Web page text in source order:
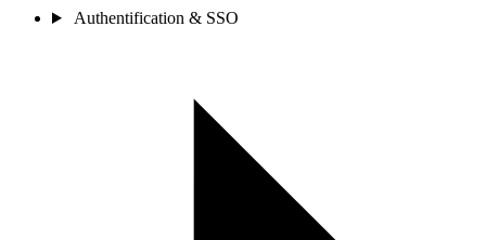
Authentification & SSO